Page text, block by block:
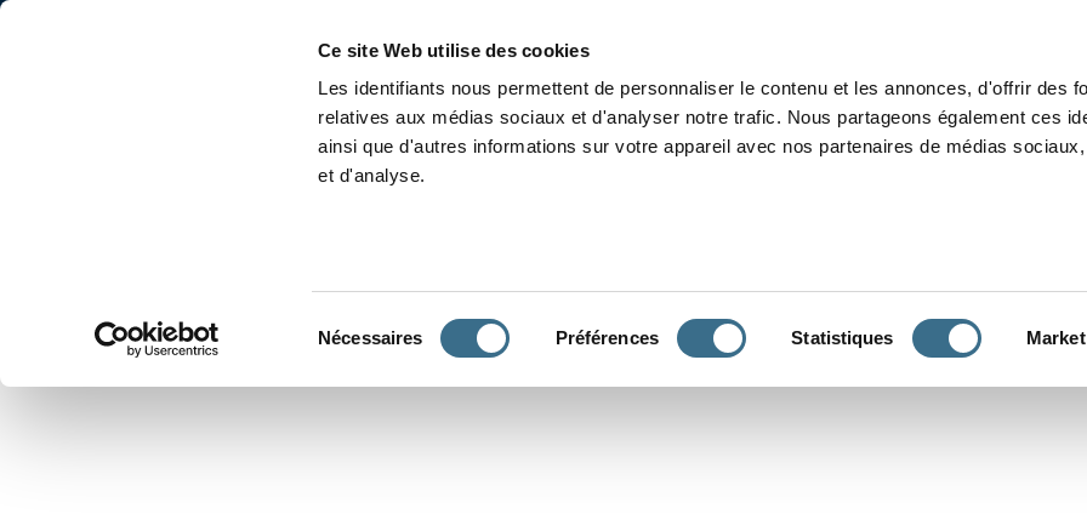
Ce site Web utilise des cookies
Les identifiants nous permettent de personnaliser le contenu et les annonces, d'offrir des
relatives aux médias sociaux et d'analyser notre trafic. Nous partageons également ces
ainsi que d'autres informations sur votre appareil avec nos partenaires de médias
et d'analyse.
Nécessaires Préférences Statistiques